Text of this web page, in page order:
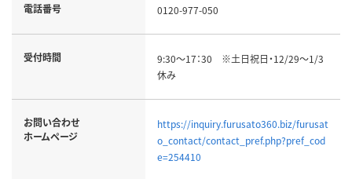
電話番号 0120-977-050
受付時間
9:30～17：30 ※土日祝日・12/29～1/3
休み
お問い合わせ
ホームページ
https://inquiry.furusato360.biz/furusat
o_contact/contact_pref.php?pref_cod
e=254410